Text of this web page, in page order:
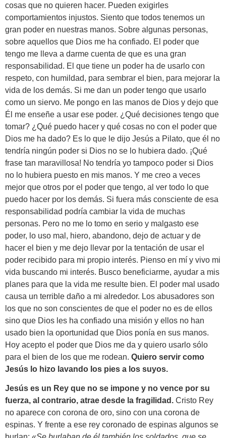
cosas que no quieren hacer. Pueden exigirles
comportamientos injustos. Siento que todos tenemos un
gran poder en nuestras manos. Sobre algunas personas,
sobre aquellos que Dios me ha confiado. El poder que
tengo me lleva a darme cuenta de que es una gran
responsabilidad. El que tiene un poder ha de usarlo con
respeto, con humildad, para sembrar el bien, para mejorar la
vida de los demás. Si me dan un poder tengo que usarlo
como un siervo. Me pongo en las manos de Dios y dejo que
Él me enseñe a usar ese poder. ¿Qué decisiones tengo que
tomar? ¿Qué puedo hacer y qué cosas no con el poder que
Dios me ha dado? Es lo que le dijo Jesús a Pilato, que él no
tendría ningún poder si Dios no se lo hubiera dado. ¡Qué
frase tan maravillosa! No tendría yo tampoco poder si Dios
no lo hubiera puesto en mis manos. Y me creo a veces
mejor que otros por el poder que tengo, al ver todo lo que
puedo hacer por los demás. Si fuera más consciente de esa
responsabilidad podría cambiar la vida de muchas
personas. Pero no me lo tomo en serio y malgasto ese
poder, lo uso mal, hiero, abandono, dejo de actuar y de
hacer el bien y me dejo llevar por la tentación de usar el
poder recibido para mi propio interés. Pienso en mí y vivo mi
vida buscando mi interés. Busco beneficiarme, ayudar a mis
planes para que la vida me resulte bien. El poder mal usado
causa un terrible daño a mi alrededor. Los abusadores son
los que no son conscientes de que el poder no es de ellos
sino que Dios les ha confiado una misión y ellos no han
usado bien la oportunidad que Dios ponía en sus manos.
Hoy acepto el poder que Dios me da y quiero usarlo sólo
para el bien de los que me rodean. Quiero servir como
Jesús lo hizo lavando los pies a los suyos.
Jesús es un Rey que no se impone y no vence por su
fuerza, al contrario, atrae desde la fragilidad. Cristo Rey
no aparece con corona de oro, sino con una corona de
espinas. Y frente a ese rey coronado de espinas algunos se